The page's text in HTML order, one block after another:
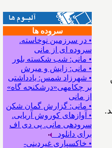
سروده ها
• در سرزمین نوخاسته.
سروده ای از مانی
• مانی: شب شکسته بلور
• مانی: زایش و میرش
• شهرزاد شمس: یادداشتی
بر چکامه‍ی«درشکنجه گاه»
از مانی
• مانی: گزارش گمان شکن
• آوازهای کوروش آریایی.
سروده‍ی مانی. پی دی اف
برای دانلود
• خاکسپاری غیردینی-